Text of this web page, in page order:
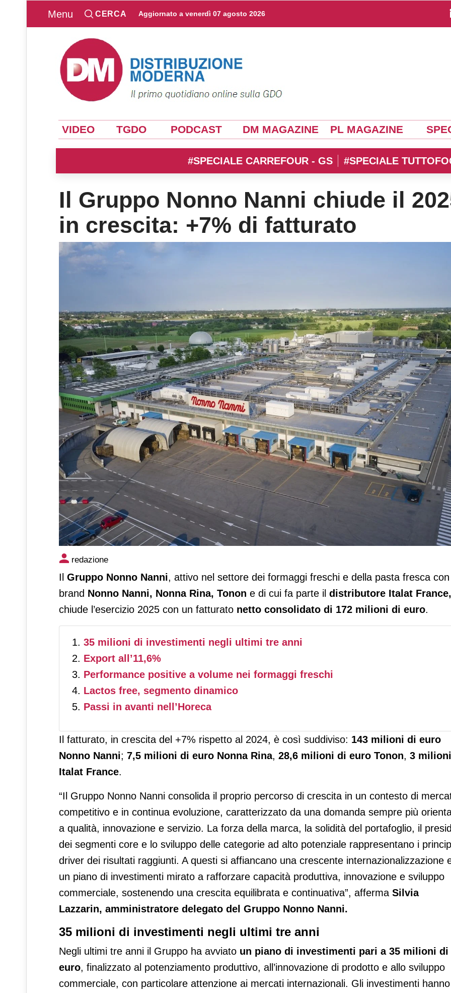
Menu CERCA Aggiornato a venerdì 07 agosto 2026
VIDEO TGDO PODCAST DM MAGAZINE PL MAGAZINE
#SPECIALE CARREFOUR - GS #SPECIALE
Il Gruppo Nonno Nanni chiude il
in crescita: +7% di fatturato
Il Gruppo Nonno Nanni chiude il 2025 in crescita: +7% di fatturato
redazione
Il Gruppo Nonno Nanni, attivo nel settore dei formaggi freschi e della pasta fresca
brand Nonno Nanni, Nonna Rina, Tonon e di cui fa parte il distributore Italat France,
chiude l’esercizio 2025 con un fatturato netto consolidato di 172 milioni di euro.
35 milioni di investimenti negli ultimi tre anni
Export all’11,6%
Performance positive a volume nei formaggi freschi
Lactos free, segmento dinamico
Passi in avanti nell’Horeca
Il fatturato, in crescita del +7% rispetto al 2024, è così suddiviso: 143 milioni di euro
Nonno Nanni; 7,5 milioni di euro Nonna Rina, 28,6 milioni di euro Tonon, 3 milioni
Italat France.
“Il Gruppo Nonno Nanni consolida il proprio percorso di crescita in un contesto di
competitivo e in continua evoluzione, caratterizzato da una domanda sempre più
a qualità, innovazione e servizio. La forza della marca, la solidità del portafoglio, il
dei segmenti core e lo sviluppo delle categorie ad alto potenziale rappresentano i
driver dei risultati raggiunti. A questi si affiancano una crescente internazionalizzazione
un piano di investimenti mirato a rafforzare capacità produttiva, innovazione e sviluppo
commerciale, sostenendo una crescita equilibrata e continuativa”, afferma Silvia
Lazzarin, amministratore delegato del Gruppo Nonno Nanni.
35 milioni di investimenti negli ultimi tre anni
Negli ultimi tre anni il Gruppo ha avviato un piano di investimenti pari a 35 milioni di
euro, finalizzato al potenziamento produttivo, all’innovazione di prodotto e allo sviluppo
commerciale, con particolare attenzione ai mercati internazionali. Gli investimenti hanno